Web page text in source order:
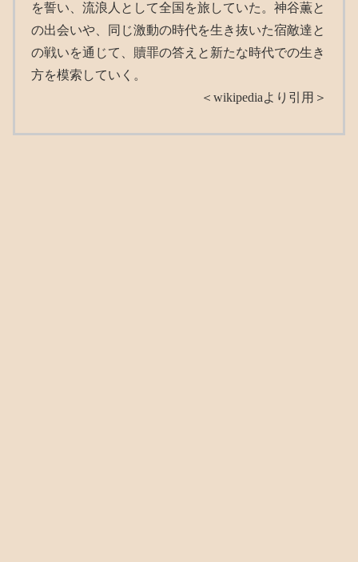
を誓い、流浪人として全国を旅していた。神谷薫と
の出会いや、同じ激動の時代を生き抜いた宿敵達と
の戦いを通じて、贖罪の答えと新たな時代での生き
方を模索していく。
＜wikipediaより引用＞